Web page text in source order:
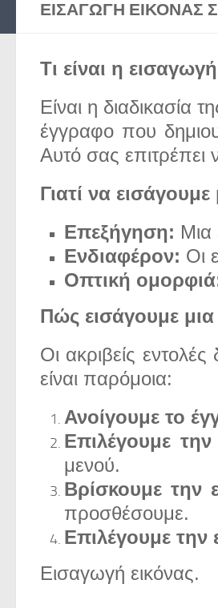
ΕΙΣΑΓΩΓΉ ΕΙΚΌΝΑΣ
Τι είναι η
Είναι η
έγγραφο που
Αυτό σας επιτρέπει
Γιατί να εισάγουμε
Επεξήγηση: Μια
Ενδιαφέρον: Οι
Οπτική
Πώς εισάγουμε μια
Οι ακριβείς
είναι παρόμοια:
Ανοίγουμε το
Επιλέγουμε
μενού.
Βρίσκουμε την
προσθέσουμε.
Επιλέγουμε την
Εισαγωγή εικόνας.